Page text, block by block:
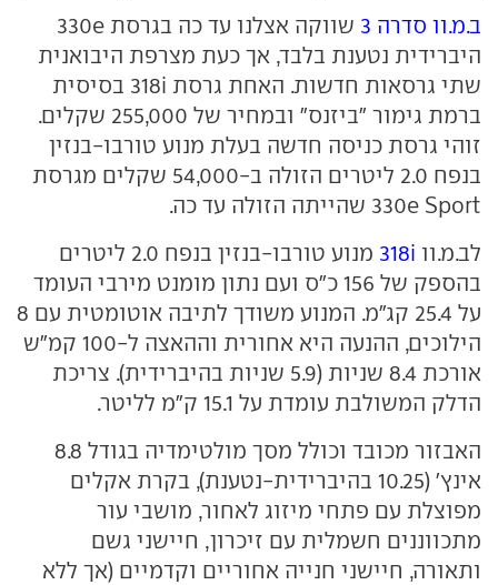
ב.מ.וו סדרה 3
שווקה אצלנו עד כה בגרסת 330e
היברידית נטענת בלבד, אך כעת מצרפת היבואנית
שתי גרסאות חדשות. האחת גרסת 318i בסיסית
ברמת גימור "ביזנס" ובמחיר של 255,000 שקלים.
זוהי גרסת כניסה חדשה בעלת מנוע טורבו-בנזין
בנפח 2.0 ליטרים הזולה ב-54,000 שקלים מגרסת
330e Sport שהייתה הזולה עד כה.
לב.מ.וו 318i
מנוע טורבו-בנזין בנפח 2.0 ליטרים
בהספק של 156 כ"ס ועם נתון מומנט מירבי העומד
על 25.4 קג"מ. המנוע משודך לתיבה אוטומטית עם 8
הילוכים, ההנעה היא אחורית וההאצה ל-100 קמ"ש
אורכת 8.4 שניות (5.9 שניות בהיברידית). צריכת
הדלק המשולבת עומדת על 15.1 ק"מ לליטר.
האבזור מכובד וכולל מסך מולטימדיה בגודל 8.8
אינץ' (10.25 בהיברידית-נטענת), בקרת אקלים
מפוצלת עם פתחי מיזוג לאחור, מושבי עור
מתכווננים חשמלית עם זיכרון, חיישני גשם
ותאורה, חיישני חנייה אחוריים וקדמיים (אך ללא